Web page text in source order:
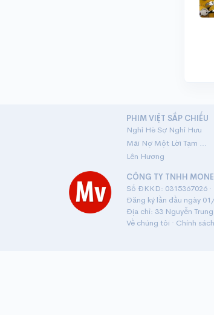
PHIM VIỆT SẮP CHIẾU
Nghỉ Hè Sợ Nghỉ Hưu
Mãi Nợ Một Lời Tạm Biệt
Lên Hương
CÔNG TY TNHH
Số ĐKKD: 0315367026
Đăng ký lần đầu ngày
Địa chỉ: 33 Nguyễn
Về chúng tôi · Chính